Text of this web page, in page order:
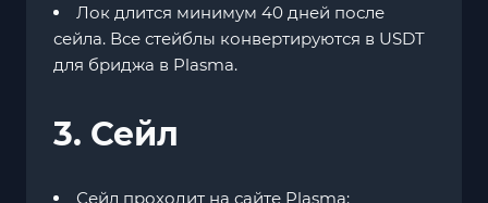
Лок длится минимум 40 дней после
сейла. Все стейблы конвертируются в USDT
для бриджа в Plasma.
3. Сейл
Сейл проходит на сайте Plasma: